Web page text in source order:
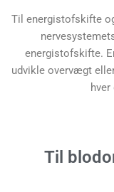
Til energistofskifte
energistofskifte.
udvikle overvægt
Til